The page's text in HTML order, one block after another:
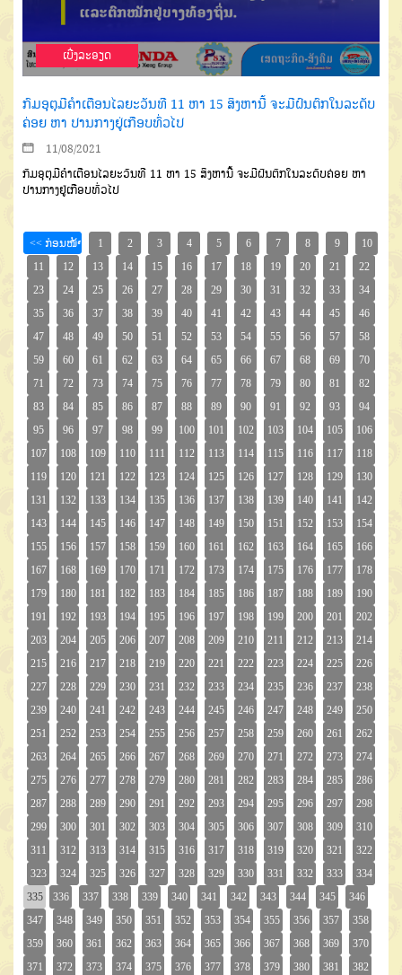
ເບີ່ງລະອຽດ
ກົມອຸຕຸມີຄຳເຕືອນໄລຍະວັນທີ 11 ຫາ 15 ສິງຫານີ້ ຈະມີຝົນຕົກໃນລະດັບ
ຄ່ອຍ ຫາ ປານກາງຢູ່ເກືອບທົ່ວໄປ
11/08/2021
ກົມອຸຕຸມີຄຳເຕືອນໄລຍະວັນທີ 11 ຫາ 15 ສິງຫານີ້ ຈະມີຝົນຕົກໃນລະດັບຄ່ອຍ ຫາ
ປານກາງຢູ່ເກືອບທົ່ວໄປ